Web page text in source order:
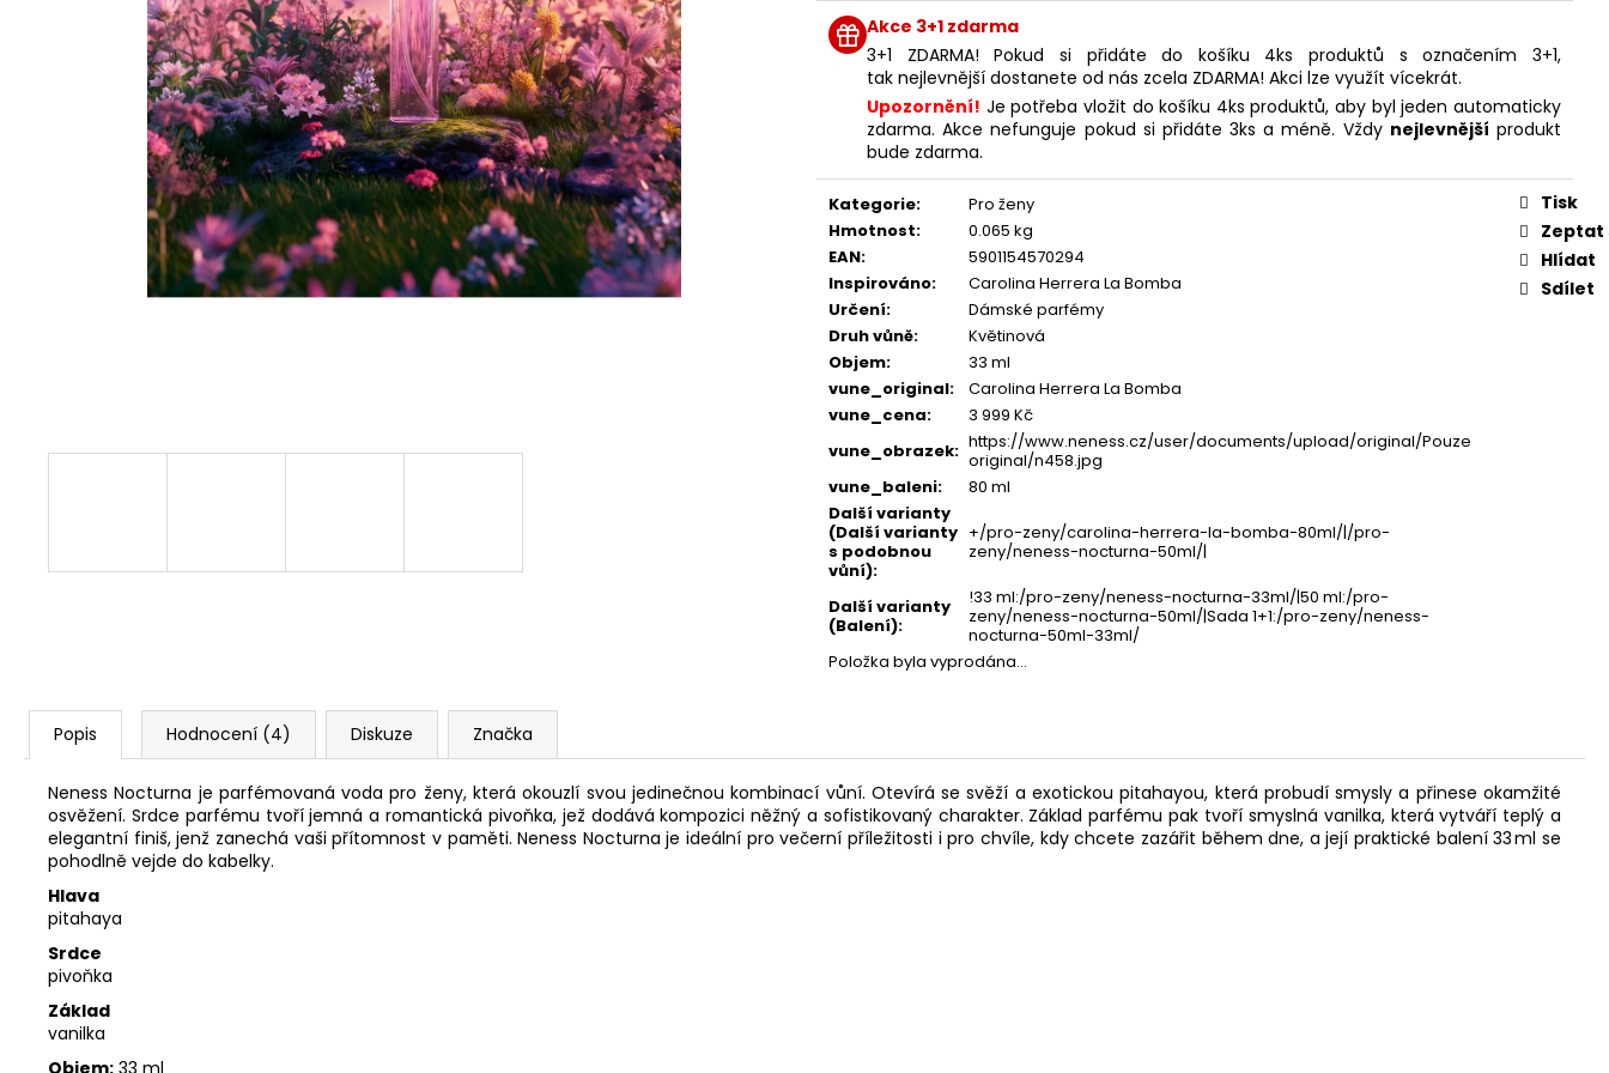
cena:Akce 3+1 zdarma
3+1 ZDARMA! Pokud si přidáte do košíku 4ks produktů s označením 3+1,
tak nejlevnější dostanete od nás zcela ZDARMA! Akci lze využít vícekrát.
Upozornění! Je potřeba vložit do košíku 4ks produktů, aby byl jeden automaticky
zdarma. Akce nefunguje pokud si přidáte 3ks a méně. Vždy nejlevnější produkt
bude zdarma.
Kategorie:
Pro ženy
Hmotnost:
0.065 kg
EAN:
5901154570294
Inspirováno:
Carolina Herrera La Bomba
Určení:
Dámské parfémy
Druh vůně:
Květinová
Objem:
33 ml
vune_original:
Carolina Herrera La Bomba
vune_cena:
3 999 Kč
vune_obrazek: https://www.neness.cz/user/documents/upload/original/Pouze
original/n458.jpg
vune_baleni:
80 ml
Další varianty
(Další varianty
s podobnou
vůní):
+/pro-zeny/carolina-herrera-la-bomba-80ml/|/pro-
zeny/neness-nocturna-50ml/|
Další varianty
(Balení):
!33 ml:/pro-zeny/neness-nocturna-33ml/|50 ml:/pro-
zeny/neness-nocturna-50ml/|Sada 1+1:/pro-zeny/neness-
nocturna-50ml-33ml/
Položka byla vyprodána…
Tisk
Zeptat
Hlídat
Sdílet
Popis Hodnocení (4) Diskuze Značka
Neness Nocturna je parfémovaná voda pro ženy, která okouzlí svou jedinečnou kombinací vůní. Otevírá se svěží a exotickou pitahayou, která probudí smysly a přinese okamžité
osvěžení. Srdce parfému tvoří jemná a romantická pivoňka, jež dodává kompozici něžný a sofistikovaný charakter. Základ parfému pak tvoří smyslná vanilka, která vytváří teplý a
elegantní finiš, jenž zanechá vaši přítomnost v paměti. Neness Nocturna je ideální pro večerní příležitosti i pro chvíle, kdy chcete zazářit během dne, a její praktické balení 33 ml se
pohodlně vejde do kabelky.
Hlava
pitahaya
Srdce
pivoňka
Základ
vanilka
Objem: 33 ml
SOL DE VERANO DRAGON BLOOM BODY
MIST
299 Kč
NENESS P'DOXE
129 Kč
NENESS GIRL
129 Kč